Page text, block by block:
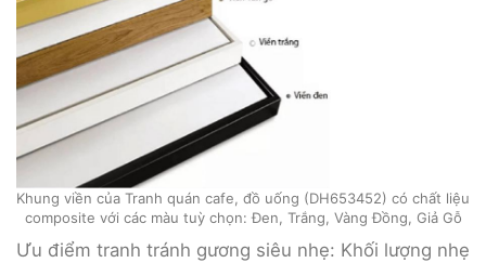
Khung viền của Tranh quán cafe, đồ uống (DH653452) có chất liệu
composite với các màu tuỳ chọn: Đen, Trắng, Vàng Đồng, Giả Gỗ
Ưu điểm tranh tránh gương siêu nhẹ: Khối lượng nhẹ